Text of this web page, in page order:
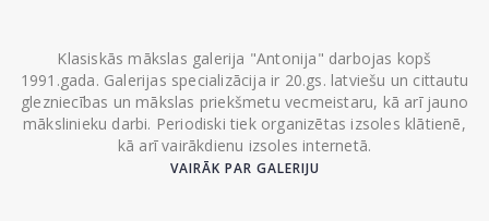
Klasiskās mākslas galerija "Antonija" darbojas kopš
1991.gada. Galerijas specializācija ir 20.gs. latviešu un cittautu
glezniecības un mākslas priekšmetu vecmeistaru, kā arī jauno
mākslinieku darbi. Periodiski tiek organizētas izsoles klātienē,
kā arī vairākdienu izsoles internetā.
VAIRĀK PAR GALERIJU